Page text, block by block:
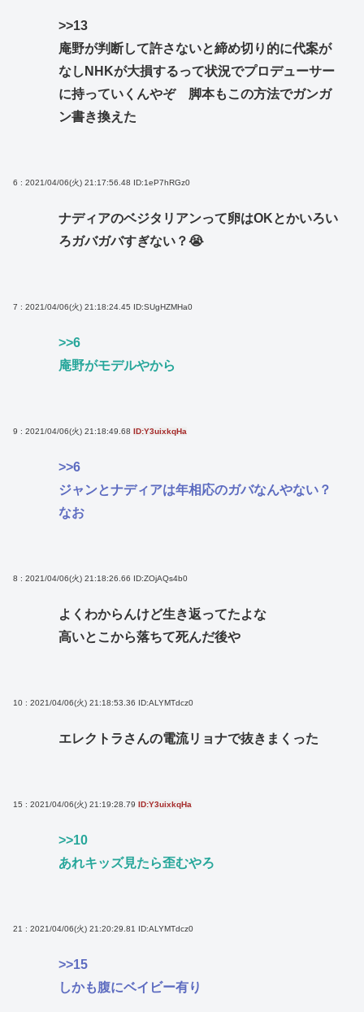
>>13
庵野が判断して許さないと締め切り的に代案が
なしNHKが大損するって状況でプロデューサー
に持っていくんやぞ 脚本もこの方法でガンガ
ン書き換えた
6 : 2021/04/06(火) 21:17:56.48 ID:1eP7hRGz0
ナディアのベジタリアンって卵はOKとかいろい
ろガバガバすぎない？😭
7 : 2021/04/06(火) 21:18:24.45 ID:SUgHZMHa0
>>6
庵野がモデルやから
9 : 2021/04/06(火) 21:18:49.68 ID:Y3uixkqHa
>>6
ジャンとナディアは年相応のガバなんやない？
なお
8 : 2021/04/06(火) 21:18:26.66 ID:ZOjAQs4b0
よくわからんけど生き返ってたよな
高いとこから落ちて死んだ後や
10 : 2021/04/06(火) 21:18:53.36 ID:ALYMTdcz0
エレクトラさんの電流リョナで抜きまくった
15 : 2021/04/06(火) 21:19:28.79 ID:Y3uixkqHa
>>10
あれキッズ見たら歪むやろ
21 : 2021/04/06(火) 21:20:29.81 ID:ALYMTdcz0
>>15
しかも腹にベイビー有り